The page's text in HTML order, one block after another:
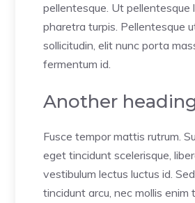
pellentesque. Ut pellentesque
pharetra turpis. Pellentesque
sollicitudin, elit nunc porta
fermentum id.
Another
Fusce tempor mattis rutrum.
eget tincidunt scelerisque,
vestibulum lectus luctus id.
tincidunt arcu, nec mollis